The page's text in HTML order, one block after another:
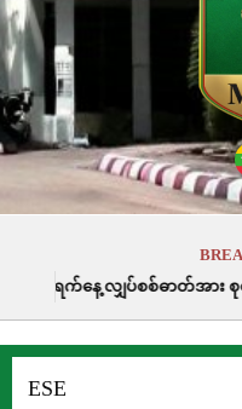
စ်ဓာတ်အား စုစုပေါင်းထုတ်လုပ်ခဲ့မှု
ESE